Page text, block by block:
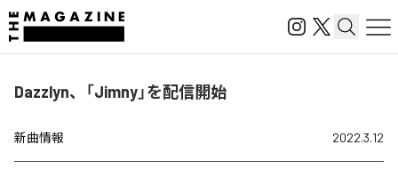
Dazzlyn、「Jimny」を配信開始
新曲情報 2022.3.12